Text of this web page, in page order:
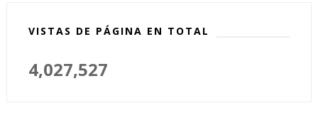
VISTAS DE PÁGINA EN TOTAL
4,027,527